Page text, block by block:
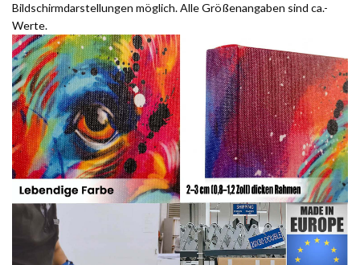
Bildschirmdarstellungen möglich. Alle Größenangaben sind ca.-
Werte.